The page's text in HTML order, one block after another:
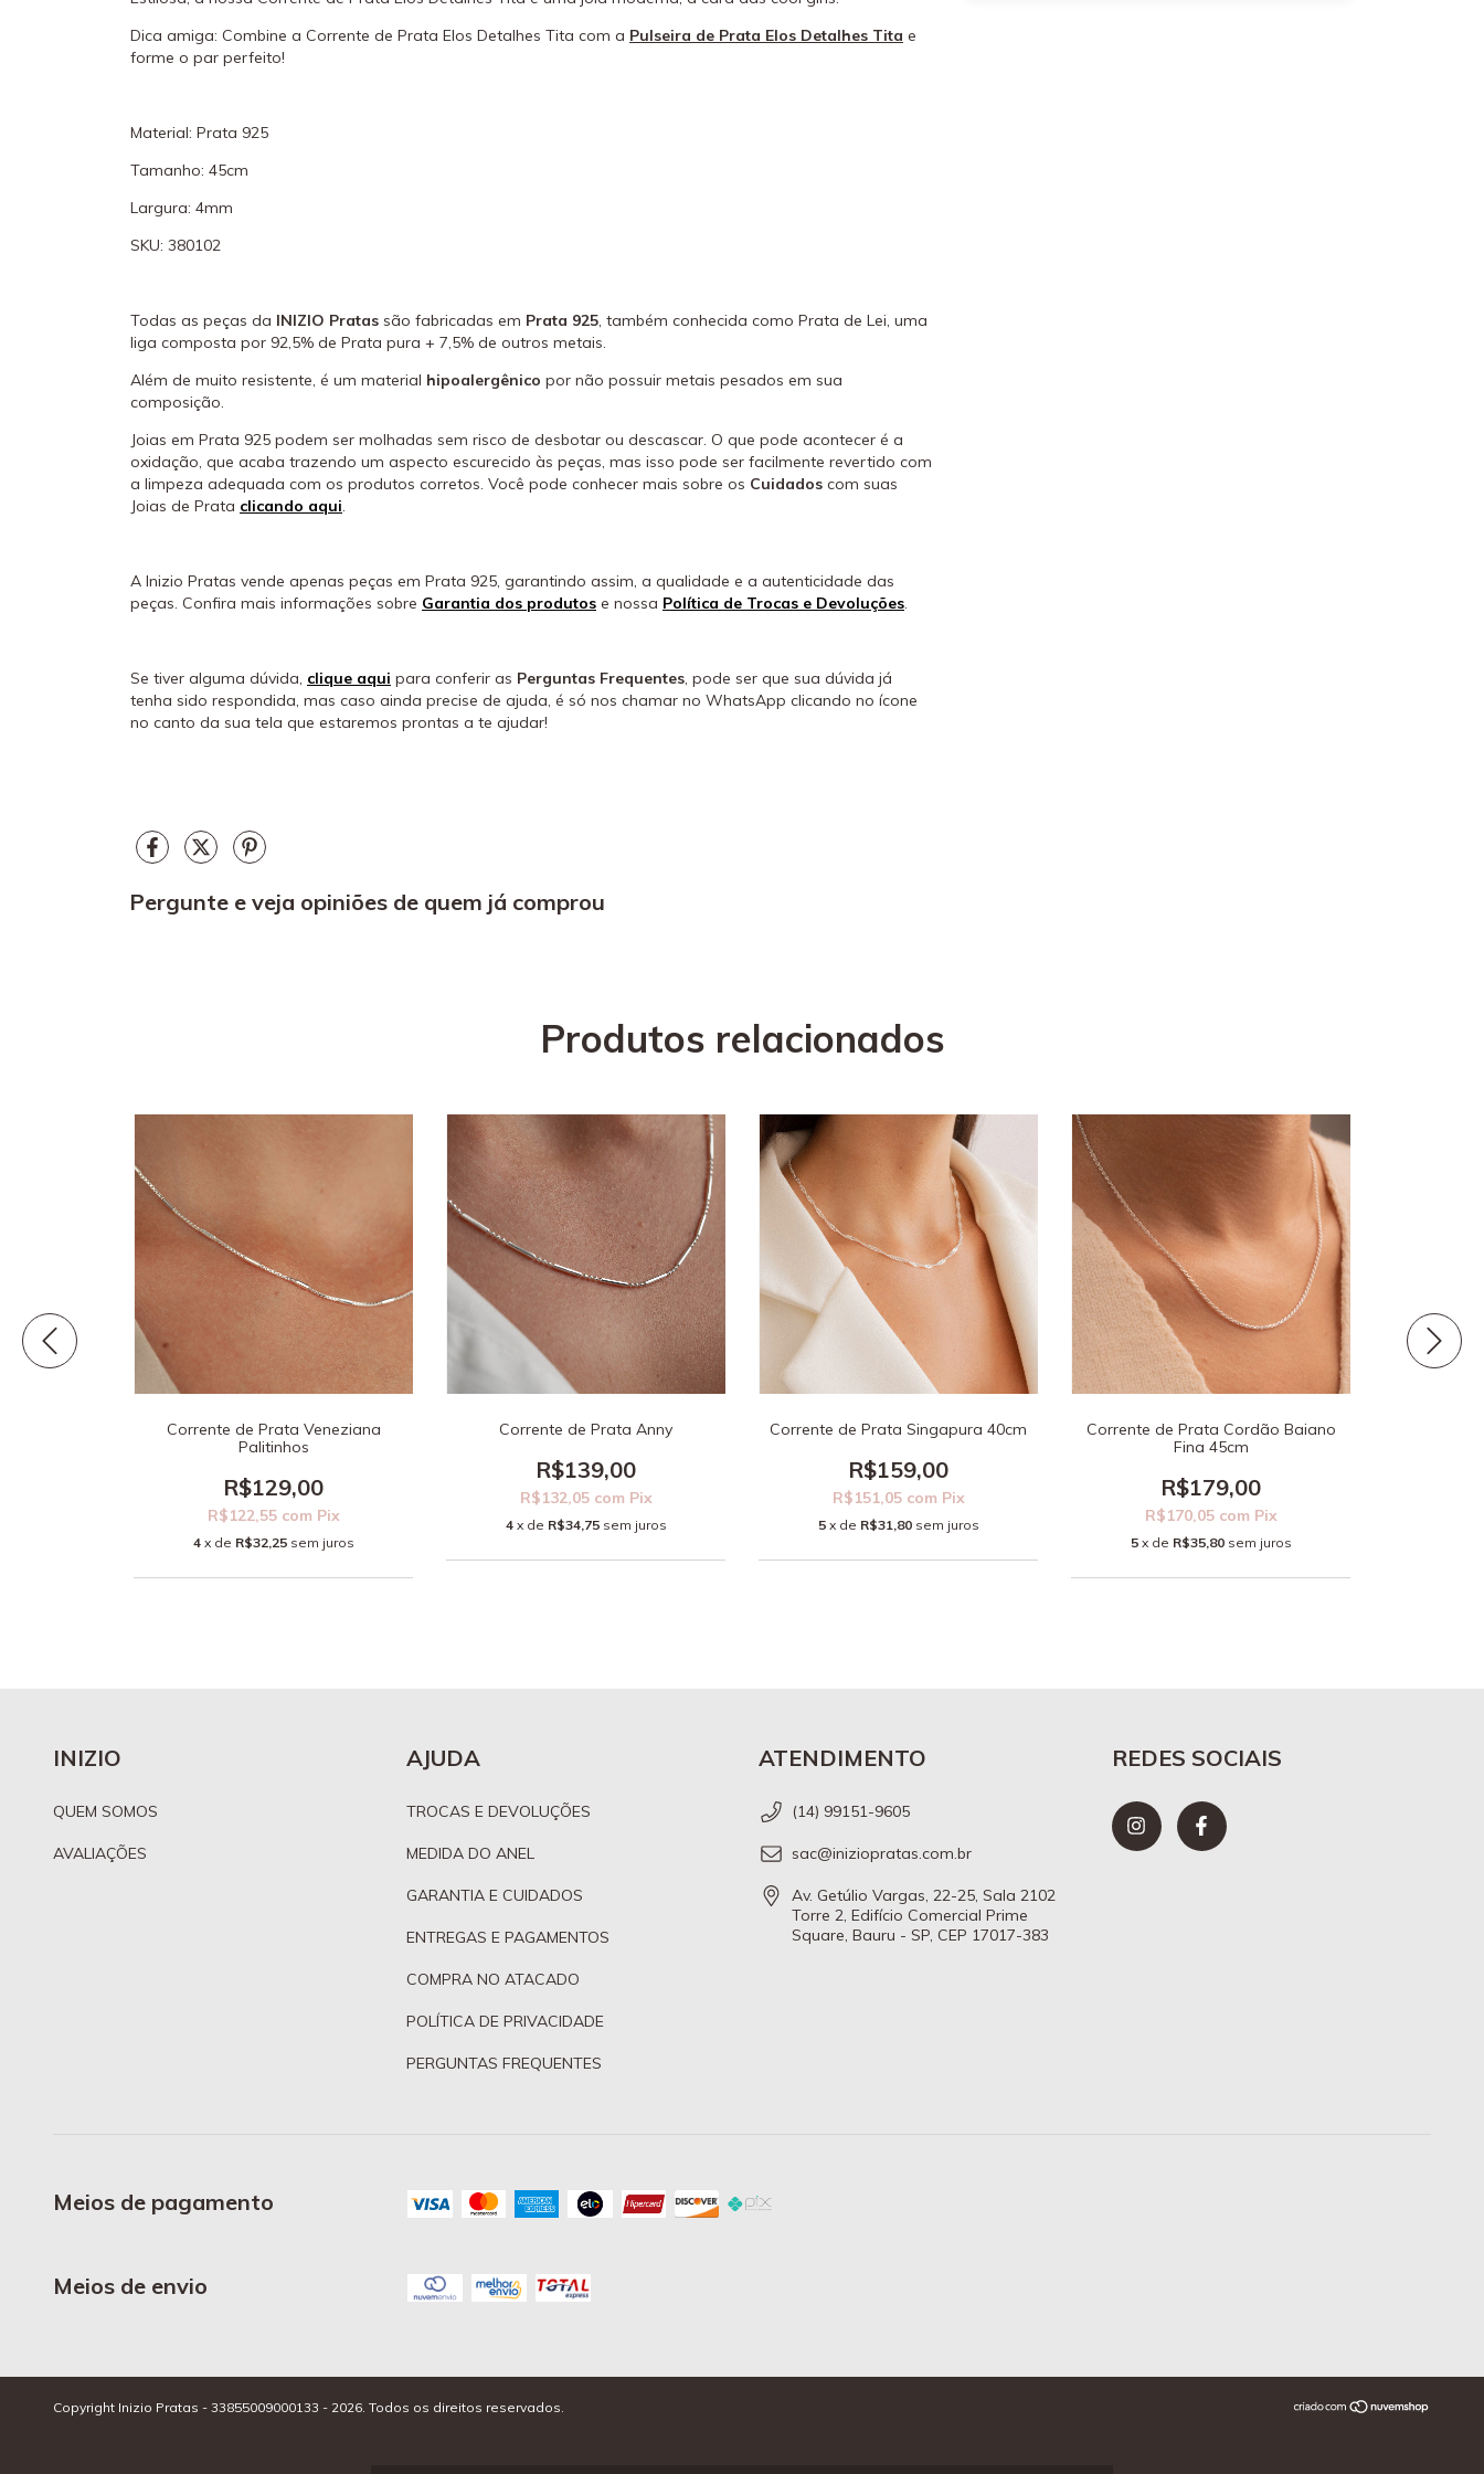
Dica amiga: Combine a Corrente de Prata Elos Detalhes Tita com a Pulseira de Prata Elos Detalhes Tita e
forme o par perfeito!
Material: Prata 925
Tamanho: 45cm
Largura: 4mm
SKU: 380102
Todas as peças da INIZIO Pratas são fabricadas em Prata 925, também conhecida como Prata de Lei, uma
liga composta por 92,5% de Prata pura + 7,5% de outros metais.
Além de muito resistente, é um material hipoalergênico por não possuir metais pesados em sua
composição.
Joias em Prata 925 podem ser molhadas sem risco de desbotar ou descascar. O que pode acontecer é a
oxidação, que acaba trazendo um aspecto escurecido às peças, mas isso pode ser facilmente revertido com
a limpeza adequada com os produtos corretos. Você pode conhecer mais sobre os Cuidados com suas
Joias de Prata clicando aqui.
A Inizio Pratas vende apenas peças em Prata 925, garantindo assim, a qualidade e a autenticidade das
peças. Confira mais informações sobre Garantia dos produtos e nossa Política de Trocas e Devoluções.
Se tiver alguma dúvida, clique aqui para conferir as Perguntas Frequentes, pode ser que sua dúvida já
tenha sido respondida, mas caso ainda precise de ajuda, é só nos chamar no WhatsApp clicando no ícone
no canto da sua tela que estaremos prontas a te ajudar!
Pergunte e veja opiniões de quem já comprou
Produtos relacionados
Corrente de Prata Veneziana
Palitinhos
R$129,00
R$122,55 com Pix
4 x de R$32,25 sem juros
Corrente de Prata Anny
R$139,00
R$132,05 com Pix
4 x de R$34,75 sem juros
Corrente de Prata Singapura 40cm
R$159,00
R$151,05 com Pix
5 x de R$31,80 sem juros
Corrente de Prata Cordão Baiano
Fina 45cm
R$179,00
R$170,05 com Pix
5 x de R$35,80 sem juros
INIZIO
QUEM SOMOS
AVALIAÇÕES
AJUDA
TROCAS E DEVOLUÇÕES
MEDIDA DO ANEL
GARANTIA E CUIDADOS
ENTREGAS E PAGAMENTOS
COMPRA NO ATACADO
POLÍTICA DE PRIVACIDADE
PERGUNTAS FREQUENTES
ATENDIMENTO
(14) 99151-9605
sac@iniziopratas.com.br
Av. Getúlio Vargas, 22-25, Sala 2102
Torre 2, Edifício Comercial Prime
Square, Bauru - SP, CEP 17017-383
REDES SOCIAIS
Meios de pagamento
Meios de envio
Copyright Inizio Pratas - 33855009000133 - 2026. Todos os direitos reservados.